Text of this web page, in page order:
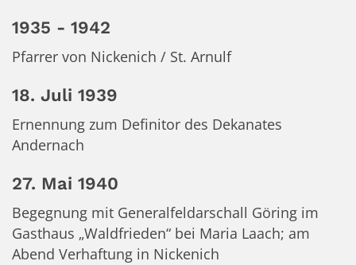
1935 - 1942
Pfarrer von Nickenich / St. Arnulf
18. Juli 1939
Ernennung zum Definitor des Dekanates
Andernach
27. Mai 1940
Begegnung mit Generalfeldarschall Göring im
Gasthaus „Waldfrieden“ bei Maria Laach; am
Abend Verhaftung in Nickenich